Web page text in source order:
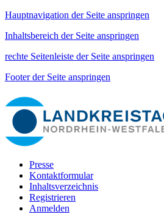
Hauptnavigation der Seite anspringen
Inhaltsbereich der Seite anspringen
rechte Seitenleiste der Seite anspringen
Footer der Seite anspringen
Presse
Kontaktformular
Inhaltsverzeichnis
Registrieren
Anmelden